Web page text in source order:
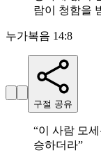
람이 청함을
누가복음 14:8
구절 공유
“이 사람 모
승하더라”